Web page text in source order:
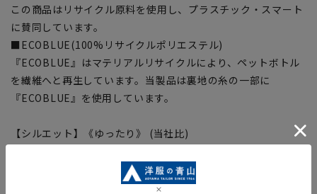
この商品はリサイクル原料を使用し、プラスチック・スマート
に賛同しています。
■ECOBLUE(100%リサイクルポリエステル)
『ECOBLUE』はマテリアルリサイクルにより、ペットボトル
を繊維へと再生しています。当製品は裏地の糸の一部に
『ECOBLUE』を使用しています。
【シルエット】《ゆったり》 (当社比)
■商品画像はサンプルのため、色味やサイズ等の仕様に変更が